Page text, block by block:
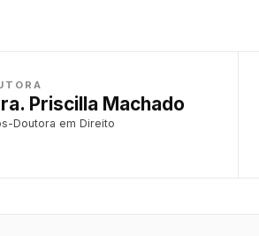
Priscilla Machado
Doutora em Direito